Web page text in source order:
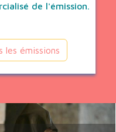
de l'émission.
émissions